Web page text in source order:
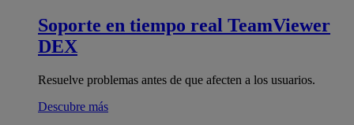
Soporte en tiempo real TeamViewer
DEX
Resuelve problemas antes de que afecten a los usuarios.
Descubre más